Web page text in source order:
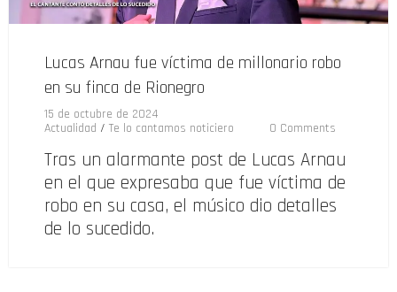
Lucas Arnau fue víctima de millonario robo
en su finca de Rionegro
15 de octubre de 2024
Actualidad / Te lo cantamos noticiero 0 Comments
Tras un alarmante post de Lucas Arnau
en el que expresaba que fue víctima de
robo en su casa, el músico dio detalles
de lo sucedido.